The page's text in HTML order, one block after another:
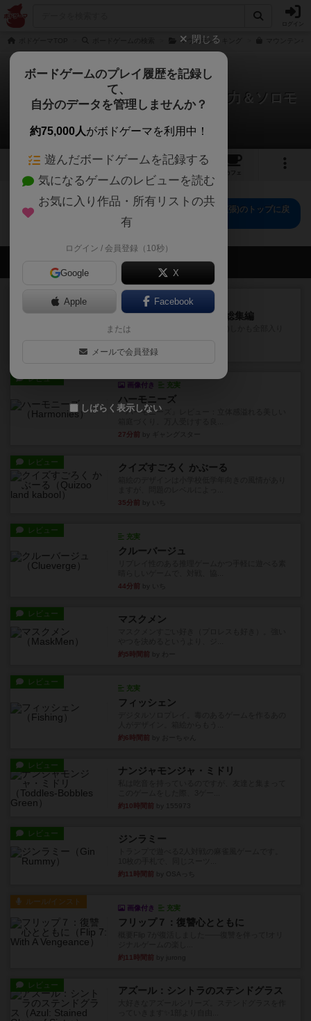
マウンテン・キング
マウンテンキング：呪われた山(協力＆ソロモ
ード拡張)
0件のルール/インスト
2 2
カフェ
マウンテンキング：呪われた山(協力＆ソロモード拡張)のトップに戻
会員の新しい投稿
レビュー
画像付き 充実
異世界ギルドマスターズ総集編
再販待ってました～っ (&gt;_&lt;)しかも全部入り
2分前by 紅い弾丸
レビュー
画像付き 充実
ハーモニーズ
『ハーモニーズ』レビュー：立体感溢れる美しい
27分前
レビュー クイズすごろく かぶーる
35分前
レビュー
充実
クルーバージュ
44分前
レビュー マスクメン
約5時間前
レビュー
充実
フィッシェン
約6時間前
レビュー ナンジャモンジャ・ミドリ
約10時間前
レビュー ジンラミー
約11時間前
ルール/インスト
画像付き 充実
フリップ７：復讐心とともに
約11時間前
レビュー アズール：シントラのステンドグラス
閉じる
ボードゲームのプレイ履歴を記録し
て、
自分のデータを管理しませんか？
約75,000人がボドゲーマを利用中！
遊んだボードゲームを記録する
気になるゲームのレビューを読む
お気に入り作品・所有リストの共
有
ログイン / 会員登録（10秒）
Google X
Apple Facebook
または
メールで会員登録
しばらく表示しない